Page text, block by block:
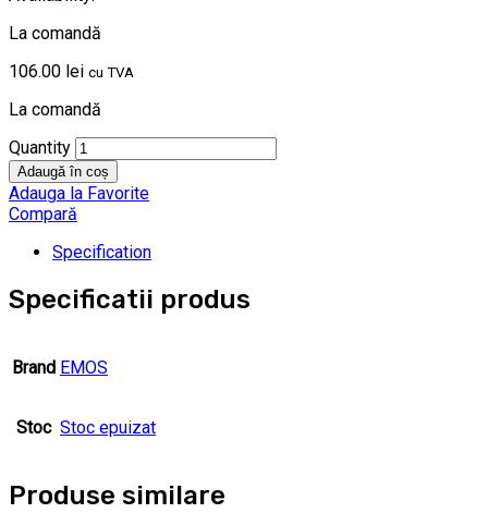
La comandă
106.00 lei cu TVA
La comandă
Quantity
Adaugă în coș
Adauga la Favorite
Compară
Specification
Specificatii produs
Brand EMOS
Stoc Stoc epuizat
Produse similare